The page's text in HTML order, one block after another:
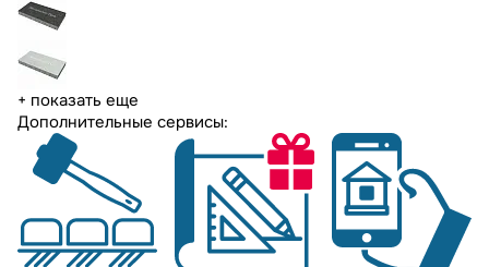
+ показать еще
Дополнительные сервисы: